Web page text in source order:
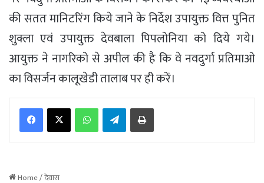
की सतत मानिटरिंग किये जाने के निर्देश उपायुक्त वित्त पुनित
शुक्ला एवं उपायुक्त देवबाला पिपलोनिया को दिये गये।
आयुक्त ने नागरिको से अपील की है कि वे नवदुर्गा प्रतिमाओ
का विसर्जन कालूखेडी तालाब पर ही करें।
Telegram